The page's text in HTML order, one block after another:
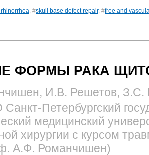
, #skull base defect repair, #free and
ФОРМЫ РАКА
И.В. Решетов, З.С.
Петербургский
медицинский
хирургии с курсом
А.Ф. Романчишен)